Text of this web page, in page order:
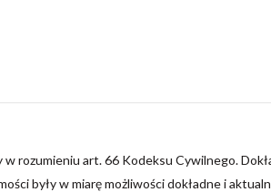
rozumieniu art. 66 Kodeksu Cywilnego.
były w miarę możliwości dokładne i